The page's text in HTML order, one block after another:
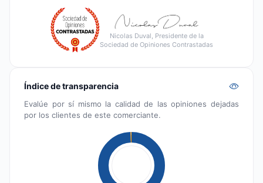
Nicolas Duval, Presidente de la
Sociedad de Opiniones Contrastadas
Índice de transparencia
Evalúe por sí mismo la calidad de las opiniones dejadas
por los clientes de este comerciante.